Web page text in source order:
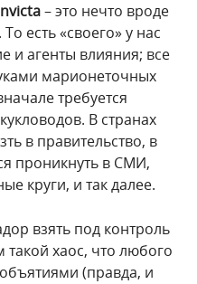
– это нечто вроде
есть «своего» у нас
и агенты влияния; все
марионеточных
требуется
В странах
в правительство, в
проникнуть в СМИ,
круги, и так далее.
взять под контроль
хаос, что любого
(правда, и